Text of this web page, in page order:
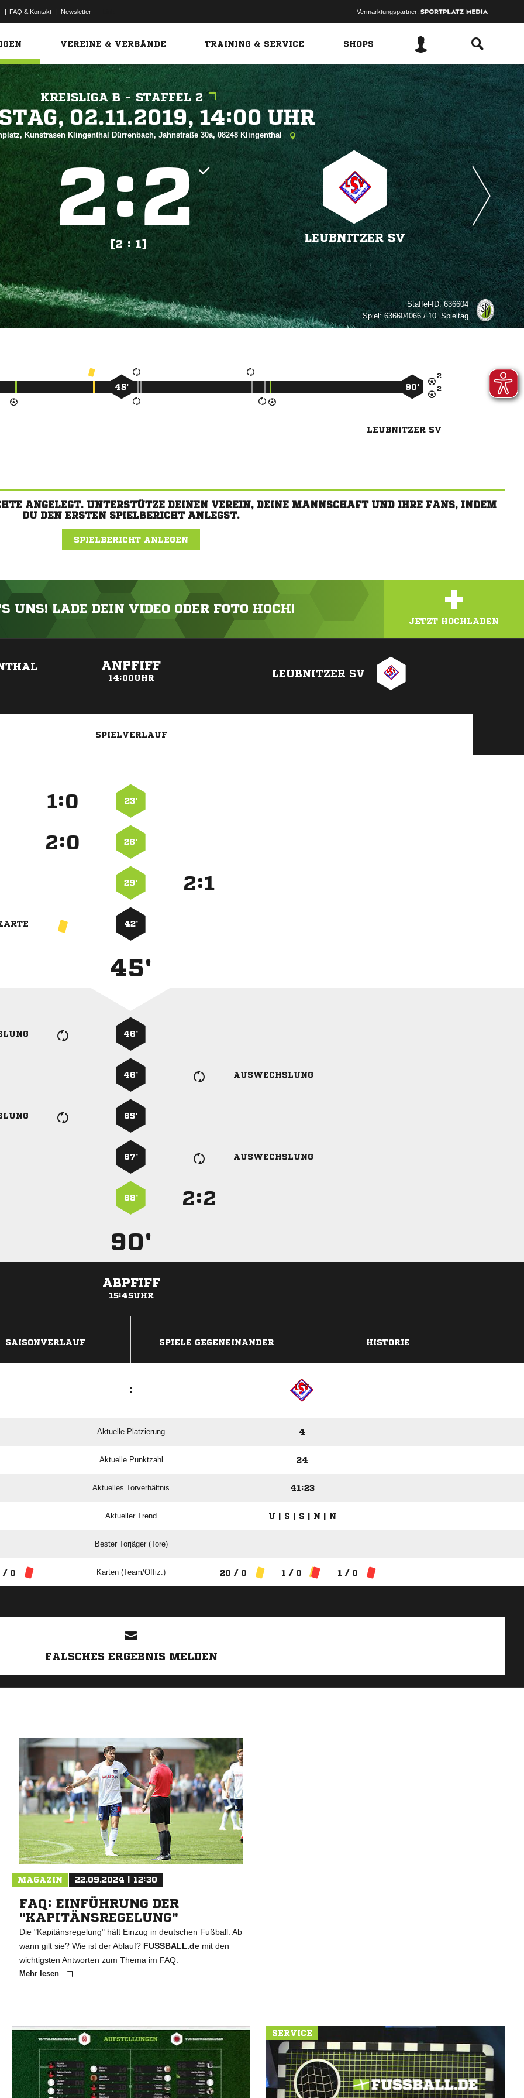
| FAQ & Kontakt | Newsletter Vermarktungspartner:
VEREINE & VERBÄNDE TRAINING & SERVICE SHOPS
KREISLIGA B - STAFFEL 2
  
Kunstrasen Klingenthal Dürrenbach, Jahnstraße 30a, 08248 Klingenthal
:
[2 : 1]
LEUBNITZER SV
Staffel-ID:636604
Spiel:636604066 / 10. Spieltag


45’ 90’
LEUBNITZER SV
ANGELEGT. UNTERSTÜTZE DEINEN VEREIN, DEINE MANNSCHAFT UND IHRE FANS, INDEM
DU DEN ERSTEN SPIELBERICHT ANLEGST.
SPIELBERICHT ANLEGEN
UNS! LADE DEIN VIDEO ODER FOTO HOCH! +
JETZT HOCHLADEN
ANPFIFF
14:00UHR LEUBNITZER SV
SPIELVERLAUF
: 23’
: 26’
29’ :
42’
45'
46’
46’ AUSWECHSLUNG
65’
67’ AUSWECHSLUNG
68’ :
90'
ABPFIFF
15:45UHR
SAISONVERLAUF SPIELE GEGENEINANDER HISTORIE
:
Aktuelle Platzierung 4
Aktuelle Punktzahl 24
Aktuelles Torverhältnis 41:23
Aktueller Trend U | S | S | N | N
Bester Torjäger (Tore)
/ 0 Karten (Team/Offiz.) 20 / 0 1 / 0 1 / 0
FALSCHES ERGEBNIS MELDEN
MAGAZIN 22.09.2024 | 12:30
FAQ: EINFÜHRUNG DER
"KAPITÄNSREGELUNG"
Die "Kapitänsregelung" hält Einzug in deutschen Fußball. Ab
wann gilt sie? Wie ist der Ablauf? FUSSBALL.demit den
wichtigsten Antworten zum Thema im FAQ.
Mehr lesen
SERVICE